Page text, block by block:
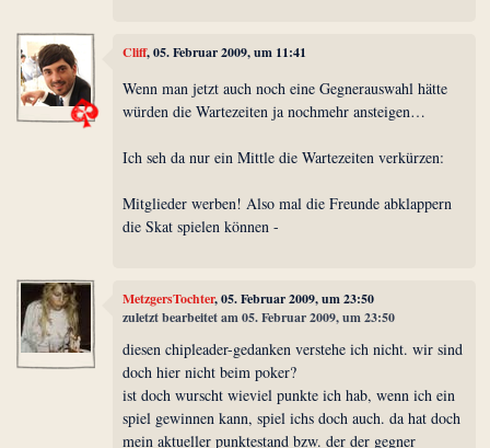
Cliff, 05. Februar 2009, um 11:41
Wenn man jetzt auch noch eine Gegnerauswahl hätte
würden die Wartezeiten ja nochmehr ansteigen…
Ich seh da nur ein Mittle die Wartezeiten verkürzen:
Mitglieder werben! Also mal die Freunde abklappern
die Skat spielen können -
MetzgersTochter, 05. Februar 2009, um 23:50
zuletzt bearbeitet am 05. Februar 2009, um 23:50
diesen chipleader-gedanken verstehe ich nicht. wir sind
doch hier nicht beim poker?
ist doch wurscht wieviel punkte ich hab, wenn ich ein
spiel gewinnen kann, spiel ichs doch auch. da hat doch
mein aktueller punktestand bzw. der der gegner